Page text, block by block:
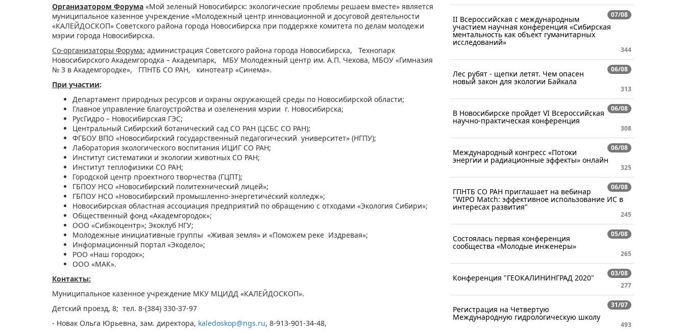
Организатором Форума «Мой зеленый Новосибирск: экологические проблемы решаем вместе» является
муниципальное казенное учреждение «Молодежный центр инновационной и досуговой деятельности
«КАЛЕЙДОСКОП» Советского района города Новосибирска при поддержке комитета по делам молодежи
мэрии города Новосибирска.
Со-организаторы Форума: администрация Советского района города Новосибирска, Технопарк
Новосибирского Академгородка – Академпарк, МБУ Молодежный центр им. А.П. Чехова, МБОУ «Гимназия
№ 3 в Академгородке», ГПНТБ СО РАН, кинотеатр «Синема».
При участии:
Департамент природных ресурсов и охраны окружающей среды по Новосибирской области;
Главное управление благоустройства и озеленения мэрии г. Новосибирска;
РусГидро – Новосибирская ГЭС;
Центральный Сибирский ботанический сад СО РАН (ЦСБС СО РАН);
ФГБОУ ВПО «Новосибирский государственный педагогический университет» (НГПУ);
Лаборатория экологического воспитания ИЦИГ СО РАН;
Институт систематики и экологии животных СО РАН;
Институт теплофизики СО РАН;
Городской центр проектного творчества (ГЦПТ);
ГБПОУ НСО «Новосибирский политехнический лицей»;
ГБПОУ НСО «Новосибирский промышленно-энергетический колледж»;
Новосибирская областная ассоциация предприятий по обращению с отходами «Экология Сибири»;
Общественный фонд «Академгородок»;
ООО «Сибэкоцентр»; Экоклуб НГУ;
Молодежные инициативные группы «Живая земля» и «Поможем реке Издревая»;
Информационный портал «Экодело»;
РОО «Наш городок»;
ООО «МАК».
Контакты:
Муниципальное казенное учреждение МКУ МЦИДД «КАЛЕЙДОСКОП».
Детский проезд, 8; тел. 8-(384) 330-37-97
- Новак Ольга Юрьевна, зам. директора, kaledoskop@ngs.ru, 8-913-901-34-48,
07/08
II Всероссийская с международным
участием научная конференция «Сибирская
ментальность как объект гуманитарных
исследований»
344
06/08
Лес рубят - щепки летят. Чем опасен
новый закон для экологии Байкала
313
06/08
В Новосибирске пройдет VI Всероссийская
научно-практическая конференция
308
06/08
Международный конгресс «Потоки
энергии и радиационные эффекты» онлайн
325
06/08
ГПНТБ СО РАН приглашает на вебинар
"WIPO Match: эффективное использование ИС в
интересах развития"
245
05/08
Состоялась первая конференция
сообщества «Молодые инженеры»
265
03/08
Конференция "ГЕОКАЛИНИНГРАД 2020"
277
31/07
Регистрация на Четвертую
Международную гидрологическую школу
493